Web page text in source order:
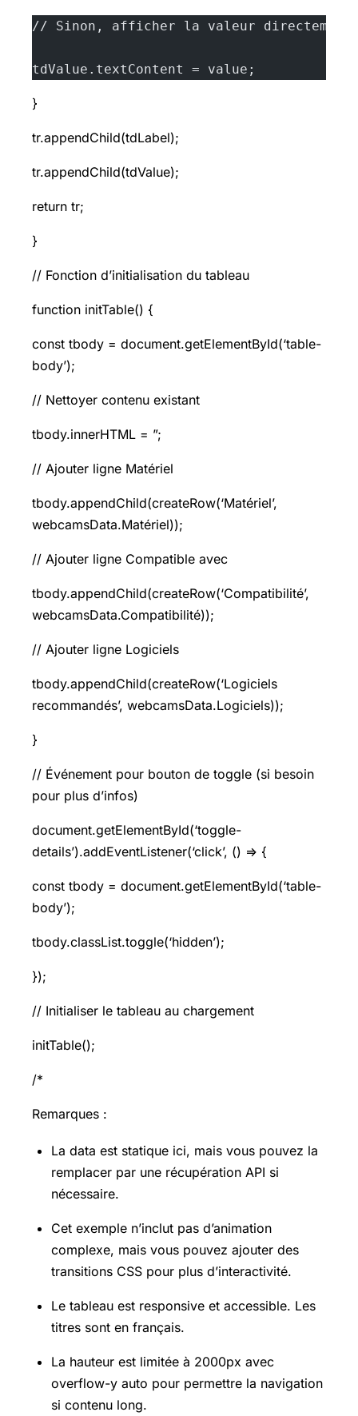
// Sinon, afficher la valeur directement
tdValue.textContent = value;
}
tr.appendChild(tdLabel);
tr.appendChild(tdValue);
return tr;
}
// Fonction d’initialisation du tableau
function initTable() {
const tbody = document.getElementById(‘table-
body’);
// Nettoyer contenu existant
tbody.innerHTML = ”;
// Ajouter ligne Matériel
tbody.appendChild(createRow(‘Matériel’,
webcamsData.Matériel));
// Ajouter ligne Compatible avec
tbody.appendChild(createRow(‘Compatibilité’,
webcamsData.Compatibilité));
// Ajouter ligne Logiciels
tbody.appendChild(createRow(‘Logiciels
recommandés’, webcamsData.Logiciels));
}
// Événement pour bouton de toggle (si besoin
pour plus d’infos)
document.getElementById(‘toggle-
details’).addEventListener(‘click’, () => {
const tbody = document.getElementById(‘table-
body’);
tbody.classList.toggle(‘hidden’);
});
// Initialiser le tableau au chargement
initTable();
/*
Remarques :
La data est statique ici, mais vous pouvez la
remplacer par une récupération API si
nécessaire.
Cet exemple n’inclut pas d’animation
complexe, mais vous pouvez ajouter des
transitions CSS pour plus d’interactivité.
Le tableau est responsive et accessible. Les
titres sont en français.
La hauteur est limitée à 2000px avec
overflow-y auto pour permettre la navigation
si contenu long.